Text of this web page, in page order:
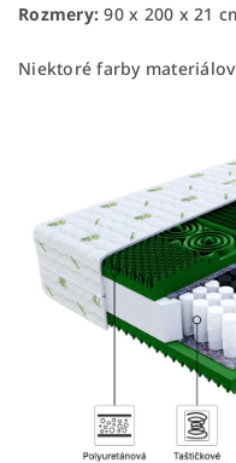
Rozmery:90 x 200 x 21
Niektoré farby